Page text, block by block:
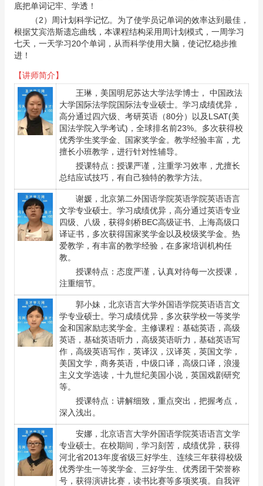
底把单词记牢、学透！
（2）周计划科学记忆。为了使学员记单词的效率达到最佳，
根据艾宾浩斯遗忘曲线，本课程结构采用周计划模式，一周学习
七天，一天学习20个单词，从而科学使用大脑，使记忆稳步推
进！
【讲师简介】
王琳 ，美国明尼苏达大学法学博士， 中国政法
大学国际法学院国际法专业硕士。学习成绩优异，
高分通过四六级、考研英语（80分）以及LSAT(美
国法学院入学考试)，全球排名前23%。多次获得校
优秀学生奖学金、国家奖学金。教学经验丰富，尤
擅长小班教学，进行针对性辅导。
授课特点：授课严谨，注重学习效率，尤擅长
总结应试技巧，有自己独特的教学方法。
谢媛 ，北京第二外国语学院英语学院英语语言
文学专业硕士。学习成绩优异，高分通过英语专业
四级、八级，获得剑桥BEC高级证书、上海高级口
译证书，多次获得国家奖学金以及校级奖学金。热
爱教学，有丰富的教学经验，在多家培训机构任
教。
授课特点：态度严谨，认真对待每一次授课，
注重细节。
郭小妹 ，北京语言大学外国语学院英语语言文
学专业硕士。学习成绩优异，多次获学校一等奖学
金和国家励志奖学金。主修课程：基础英语，高级
英语，基础英语听力，高级英语听力，基础英语写
作，高级英语写作，英译汉，汉译英，英国文学，
美国文学，商务英语，中级口译，高级口译，浪漫
主义文学选读，十九世纪美国小说，英国戏剧研究
等。
授课特点：讲解细致，重点突出，把握考点，
深入浅出。
安娜 ，北京语言大学外国语学院英语语言文学
专业硕士。在校期间，学习刻苦，成绩优异，获得
河北省2013年度省级三好学生、连续三年获得校级
优秀学生一等奖学金、三好学生、优秀团干荣誉称
号，获得演讲比赛，读书比赛等多项奖项。自我评